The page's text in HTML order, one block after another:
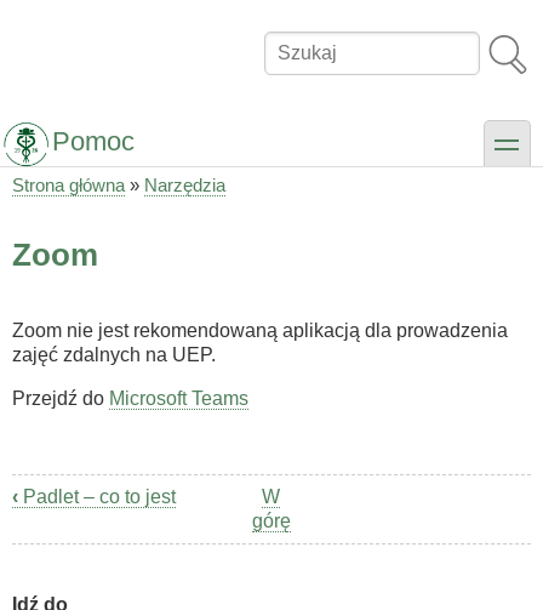
Szukaj
Pomoc toggle
nawigacyjna
Strona główna Narzędzia
Zoom
Zoom nie jest rekomendowaną aplikacją dla prowadzenia
zajęć zdalnych na UEP.
Przejdź do Microsoft Teams
Odnośniki
nawigacji
‹ Padlet – co to jest
W
górę
Idź do